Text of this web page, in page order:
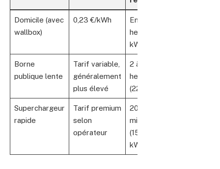
Domicile (avec
wallbox)
0,23 €/kWh
Environ 8
heures (7
kW)
Borne
publique lente
Tarif variable,
généralement
plus élevé
2 à 3
heures
(22 kW)
Superchargeur
rapide
Tarif premium
selon
opérateur
20 à 30
minutes
(150-300
kW)